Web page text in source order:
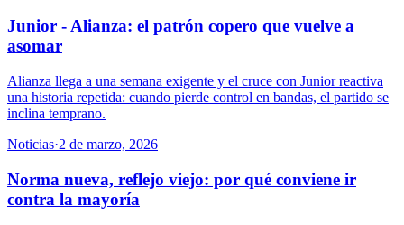
Junior - Alianza: el patrón copero que vuelve a
asomar
Alianza llega a una semana exigente y el cruce con Junior reactiva
una historia repetida: cuando pierde control en bandas, el partido se
inclina temprano.
Noticias·2 de marzo, 2026
Norma nueva, reflejo viejo: por qué conviene ir
contra la mayoría